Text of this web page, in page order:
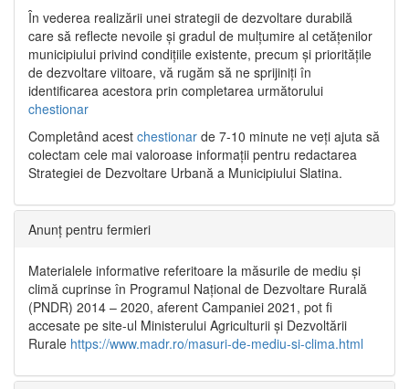
În vederea realizării unei strategii de dezvoltare durabilă
care să reflecte nevoile și gradul de mulțumire al cetățenilor
municipiului privind condițiile existente, precum și prioritățile
de dezvoltare viitoare, vă rugăm să ne sprijiniți în
identificarea acestora prin completarea următorului
chestionar
Completând acest chestionar de 7-10 minute ne veți ajuta să
colectam cele mai valoroase informații pentru redactarea
Strategiei de Dezvoltare Urbană a Municipiului Slatina.
Anunț pentru fermieri
Materialele informative referitoare la măsurile de mediu și
climă cuprinse în Programul Național de Dezvoltare Rurală
(PNDR) 2014 – 2020, aferent Campaniei 2021, pot fi
accesate pe site-ul Ministerului Agriculturii și Dezvoltării
Rurale https://www.madr.ro/masuri-de-mediu-si-clima.html